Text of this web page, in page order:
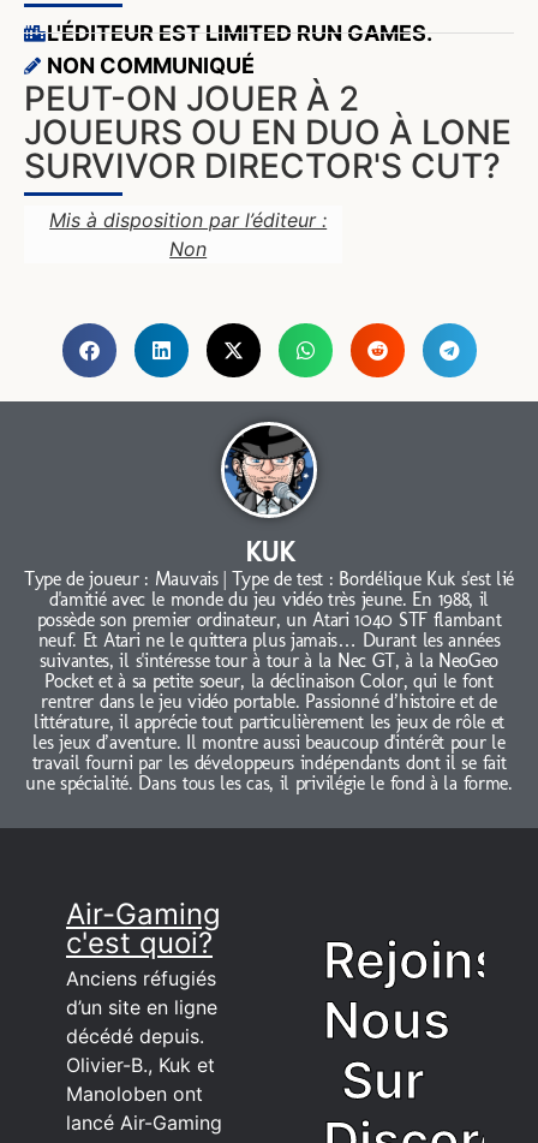
L'ÉDITEUR EST LIMITED RUN GAMES.
NON COMMUNIQUÉ
PEUT-ON JOUER À 2
JOUEURS OU EN DUO À LONE
SURVIVOR DIRECTOR'S CUT?
Mis à disposition par l’éditeur :
Non
KUK
Type de joueur : Mauvais | Type de test : Bordélique Kuk s'est lié
d'amitié avec le monde du jeu vidéo très jeune. En 1988, il
possède son premier ordinateur, un Atari 1040 STF flambant
neuf. Et Atari ne le quittera plus jamais… Durant les années
suivantes, il s'intéresse tour à tour à la Nec GT, à la NeoGeo
Pocket et à sa petite soeur, la déclinaison Color, qui le font
rentrer dans le jeu vidéo portable. Passionné d’histoire et de
littérature, il apprécie tout particulièrement les jeux de rôle et
les jeux d’aventure. Il montre aussi beaucoup d'intérêt pour le
travail fourni par les développeurs indépendants dont il se fait
une spécialité. Dans tous les cas, il privilégie le fond à la forme.
Air-Gaming
c'est quoi?
Anciens réfugiés
d’un site en ligne
décédé depuis.
Olivier-B., Kuk et
Manoloben ont
lancé Air-Gaming
Rejoins
Nous
Sur